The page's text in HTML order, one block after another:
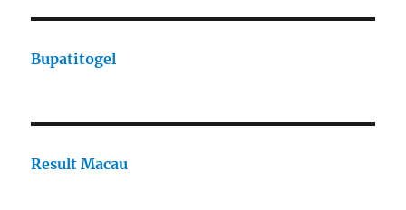
Bupatitogel
Result Macau